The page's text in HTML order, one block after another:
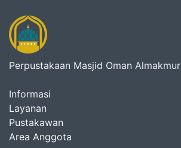
Perpustakaan Masjid Oman Almakmur
Informasi
Layanan
Pustakawan
Area Anggota